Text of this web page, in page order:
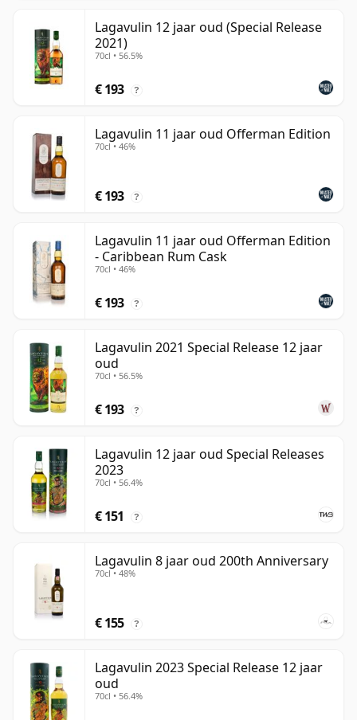
Lagavulin 12 jaar oud (Special Release
2021)
70cl • 56.5%
€ 193 ?
Lagavulin 11 jaar oud Offerman Edition
70cl • 46%
€ 193 ?
Lagavulin 11 jaar oud Offerman Edition
- Caribbean Rum Cask
70cl • 46%
€ 193 ?
Lagavulin 2021 Special Release 12 jaar
oud
70cl • 56.5%
€ 193 ?
Lagavulin 12 jaar oud Special Releases
2023
70cl • 56.4%
€ 151 ?
Lagavulin 8 jaar oud 200th Anniversary
70cl • 48%
€ 155 ?
Lagavulin 2023 Special Release 12 jaar
oud
70cl • 56.4%